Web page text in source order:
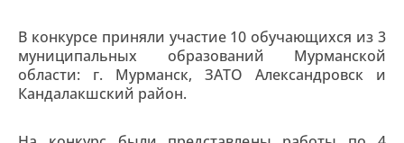
В конкурсе приняли участие 10 обучающихся из 3
муниципальных образований Мурманской
области: г. Мурманск, ЗАТО Александровск и
Кандалакшский район.